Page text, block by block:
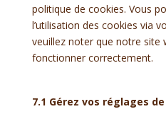
politique de cookies. Vous
l’utilisation des cookies via
veuillez noter que notre site
fonctionner correctement.
7.1 Gérez vos réglages